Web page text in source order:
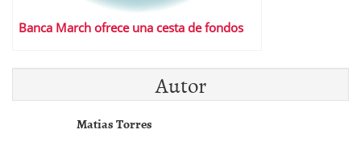
Banca March ofrece una cesta de fondos
Autor
Matias Torres